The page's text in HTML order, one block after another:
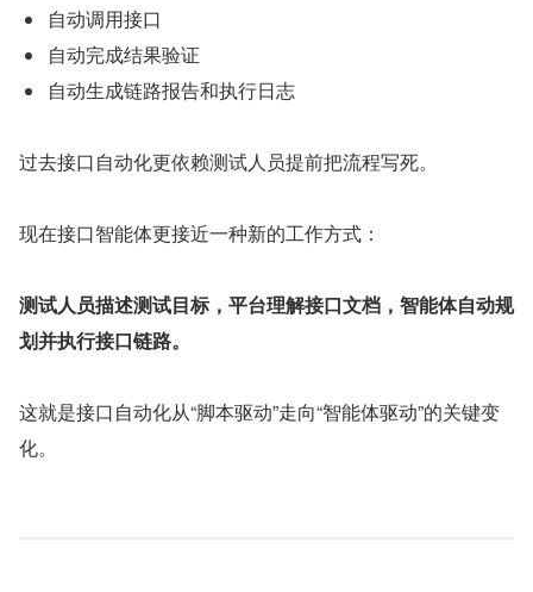
自动调用接口
自动完成结果验证
自动生成链路报告和执行日志
过去接口自动化更依赖测试人员提前把流程写死。
现在接口智能体更接近一种新的工作方式：
测试人员描述测试目标，平台理解接口文档，智能体自动规
划并执行接口链路。
这就是接口自动化从“脚本驱动”走向“智能体驱动”的关键变
化。